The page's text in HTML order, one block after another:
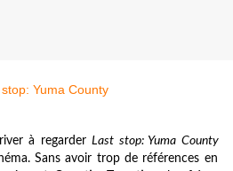
à regarderLast stop: Yuma County
Sans avoir trop de références en